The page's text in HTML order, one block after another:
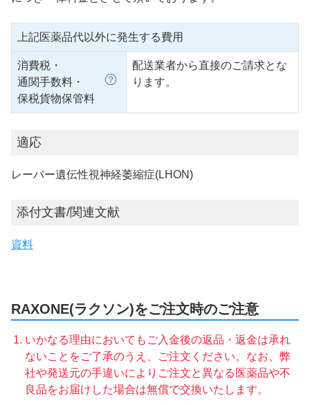
上記医薬品代以外に発生する費用
消費税・
通関手数料・
保税貨物保管料
配送業者から直接のご請求とな
ります。
適応
レーバー遺伝性視神経萎縮症(LHON)
添付文書/関連文献
資料
RAXONE(ラクソン)をご注文時のご注意
いかなる理由においてもご入金後の返品・返金は承れ
ないことをご了承のうえ、ご注文ください。なお、弊
社や発送元の手違いによりご注文と異なる医薬品や不
良品をお届けした場合は無償で交換いたします。